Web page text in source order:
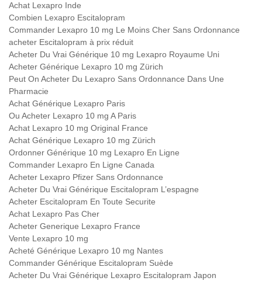
Achat Lexapro Inde
Combien Lexapro Escitalopram
Commander Lexapro 10 mg Le Moins Cher Sans Ordonnance
acheter Escitalopram à prix réduit
Acheter Du Vrai Générique 10 mg Lexapro Royaume Uni
Acheter Générique Lexapro 10 mg Zürich
Peut On Acheter Du Lexapro Sans Ordonnance Dans Une
Pharmacie
Achat Générique Lexapro Paris
Ou Acheter Lexapro 10 mg A Paris
Achat Lexapro 10 mg Original France
Achat Générique Lexapro 10 mg Zürich
Ordonner Générique 10 mg Lexapro En Ligne
Commander Lexapro En Ligne Canada
Acheter Lexapro Pfizer Sans Ordonnance
Acheter Du Vrai Générique Escitalopram L’espagne
Acheter Escitalopram En Toute Securite
Achat Lexapro Pas Cher
Acheter Generique Lexapro France
Vente Lexapro 10 mg
Acheté Générique Lexapro 10 mg Nantes
Commander Générique Escitalopram Suède
Acheter Du Vrai Générique Lexapro Escitalopram Japon